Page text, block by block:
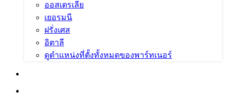
ออสเตรเลีย
เยอรมนี
ฝรั่งเศส
อิตาลี
ดูตำแหน่งที่ตั้งทั้งหมดของพาร์ทเนอร์